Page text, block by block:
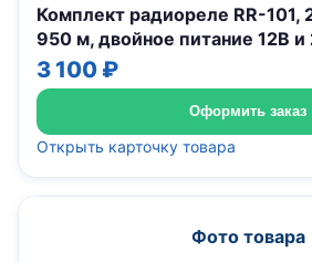
Комплект радиореле RR-101,
950 м, двойное питание 12В и
3 100 ₽
Оформить заказ
Открыть карточку товара
Фото товара